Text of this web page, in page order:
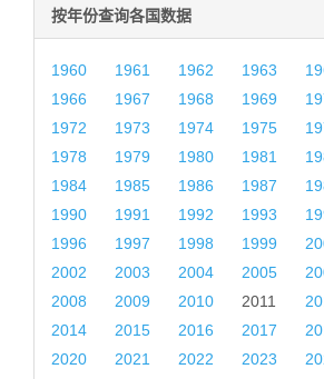
按年份查询各国数据
1960 1961 1962 1963
1966
1967 1968 1969
1972
1973 1974 1975
1978
1979 1980 1981
1984
1985 1986 1987
1990
1991 1992 1993
1996
1997 1998 1999
2002
2003 2004 2005
2008
2009 2010 2011
2014
2015 2016 2017
2020
2021 2022 2023